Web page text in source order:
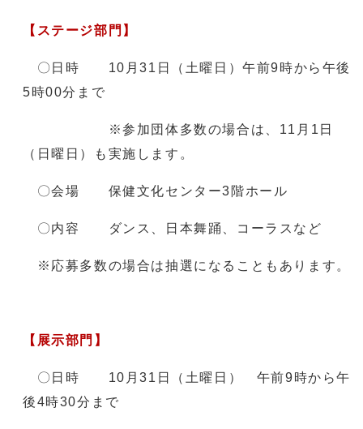
【ステージ部門】
〇日時 10月31日（土曜日）午前9時から午後
5時00分まで
※参加団体多数の場合は、11月1日
（日曜日）も実施します。
〇会場 保健文化センター3階ホール
〇内容 ダンス、日本舞踊、コーラスなど
※応募多数の場合は抽選になることもあります。
【展示部門】
〇日時 10月31日（土曜日） 午前9時から午
後4時30分まで